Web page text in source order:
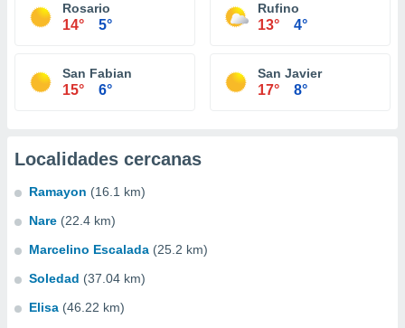
Rosario
14° 5°
Rufino
13° 4°
San Fabian
15° 6°
San Javier
17° 8°
Localidades cercanas
Ramayon (16.1 km)
Nare (22.4 km)
Marcelino Escalada (25.2 km)
Soledad (37.04 km)
Elisa (46.22 km)